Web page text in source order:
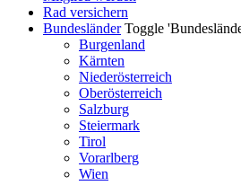
Rad versichern
Bundesländer Toggle
Burgenland
Kärnten
Niederösterreich
Oberösterreich
Salzburg
Steiermark
Tirol
Vorarlberg
Wien